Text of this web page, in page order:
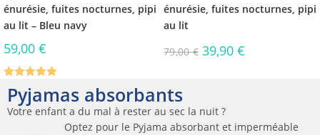
énurésie, fuites nocturnes, pipi
au lit – Bleu navy
59,00 €
sur 5
énurésie, fuites nocturnes, pipi
au lit
79,00€ 39,90€
Pyjamas absorbants
Votre enfant a du mal à rester au sec la nuit ?
Optez pour le Pyjama absorbant et imperméable